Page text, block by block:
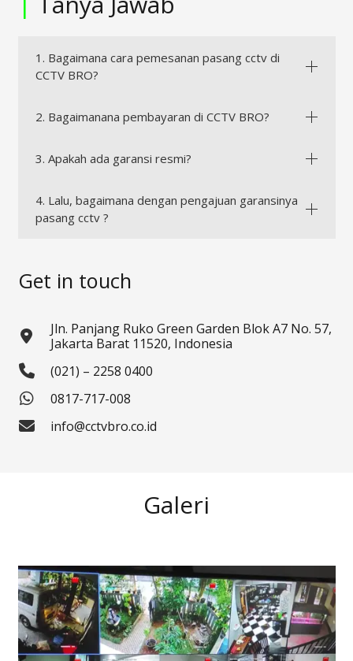
1. Bagaimana cara pemesanan pasang cctv di
CCTV BRO?
2. Bagaimanana pembayaran di CCTV BRO?
3. Apakah ada garansi resmi?
4. Lalu, bagaimana dengan pengajuan garansinya
pasang cctv ?
Get in touch
Jln. Panjang Ruko Green Garden Blok A7 No. 57,
Jakarta Barat 11520, Indonesia
(021) – 2258 0400
0817-717-008
info@cctvbro.co.id
Galeri